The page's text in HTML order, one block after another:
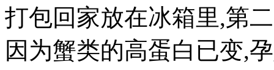
打包回家放在冰箱里,第
因为蟹类的高蛋白已变,